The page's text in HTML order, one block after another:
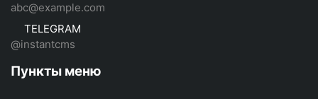
abc@example.com
TELEGRAM
@instantcms
Пункты меню